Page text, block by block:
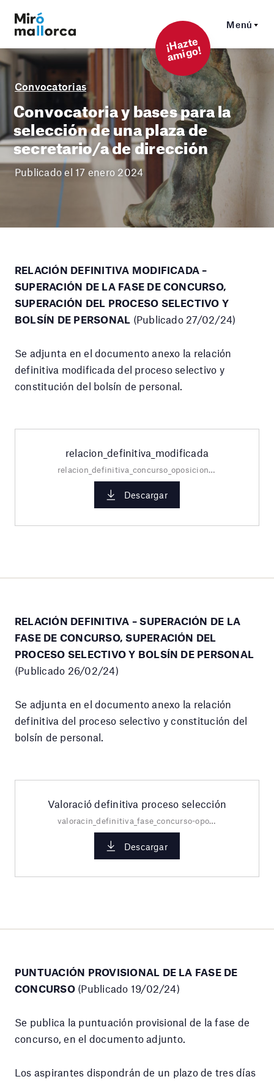
Menú
¡
Hazt
e
a
mi
g
o!
Convocatorias
Convocatoria y bases para la
selección de una plaza de
secretario/a de dirección
Publicado el 17 enero 2024
RELACIÓN DEFINITIVA MODIFICADA –
SUPERACIÓN DE LA FASE DE CONCURSO,
SUPERACIÓN DEL PROCESO SELECTIVO Y
BOLSÍN DE PERSONAL (Publicado 27/02/24)
Se adjunta en el documento anexo la relación
definitiva modificada del proceso selectivo y
constitución del bolsín de personal.
relacion_definitiva_modificada
relacion_definitiva_concurso_oposicion__bolsa.pdf
Descargar
RELACIÓN DEFINITIVA – SUPERACIÓN DE LA
FASE DE CONCURSO, SUPERACIÓN DEL
PROCESO SELECTIVO Y BOLSÍN DE PERSONAL
(Publicado 26/02/24)
Se adjunta en el documento anexo la relación
definitiva del proceso selectivo y constitución del
bolsín de personal.
Valoració definitiva proceso selección
valoracin_definitiva_fase_concurso-oposicin_castella.pdf
Descargar
PUNTUACIÓN PROVISIONAL DE LA FASE DE
CONCURSO(Publicado 19/02/24)
Se publica la puntuación provisional de la fase de
concurso, en el documento adjunto.
Los aspirantes dispondrán de un plazo de tres días